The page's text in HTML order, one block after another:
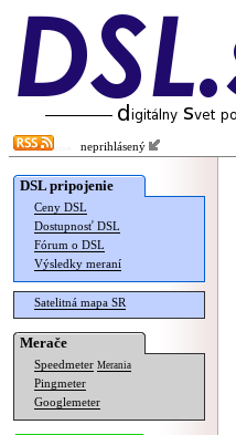
neprihlásený
DSL pripojenie
Ceny DSL
Dostupnosť DSL
Fórum o DSL
Výsledky meraní
Satelitná mapa SR
Merače
Speedmeter Merania
Pingmeter
Googlemeter